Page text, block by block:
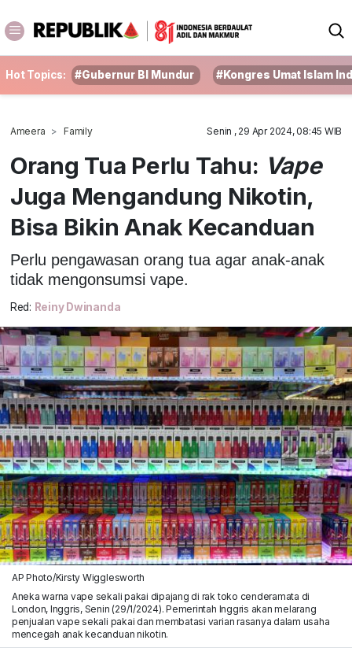
Hot Topics: #Gubernur BI Mundur #Kongres Umat Islam
Ameera Family Senin , 29 Apr 2024, 08:45 WIB
Orang Tua Perlu Tahu: Vape
Juga Mengandung Nikotin,
Bisa Bikin Anak Kecanduan
Perlu pengawasan orang tua agar anak-anak
tidak mengonsumsi vape.
Red: Reiny Dwinanda
AP Photo/Kirsty Wigglesworth
Aneka warna vape sekali pakai dipajang di rak toko cenderamata di
London, Inggris, Senin (29/1/2024). Pemerintah Inggris akan melarang
penjualan vape sekali pakai dan membatasi varian rasanya dalam usaha
mencegah anak kecanduan nikotin.